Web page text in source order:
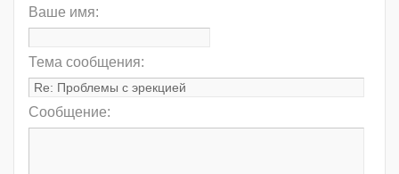
Ваше имя:
Тема сообщения:
Сообщение: